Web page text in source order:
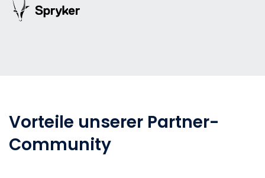
Vorteile unserer Partner-
Community